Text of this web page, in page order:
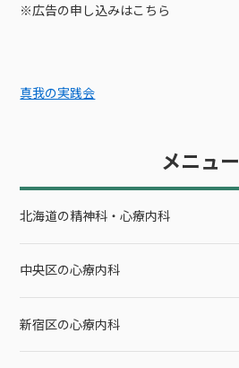
※広告の申し込みはこちら
真我の実践会
メニュー
北海道の精神科・心療内科
中央区の心療内科
新宿区の心療内科